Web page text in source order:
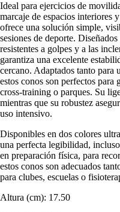
Ideal para ejercicios de
marcaje de espacios interiores
ofrece una solución simple,
sesiones de deporte.
resistentes a golpes y a las
garantiza una excelente
cercano. Adaptados tanto para
estos conos son perfectos para
cross-training o parques. Su
mientras que su robustez
uso intensivo.
Disponibles en dos colores
una perfecta legibilidad,
en preparación física, para
estos conos son adecuados
para clubes, escuelas o
Altura (cm): 17.50